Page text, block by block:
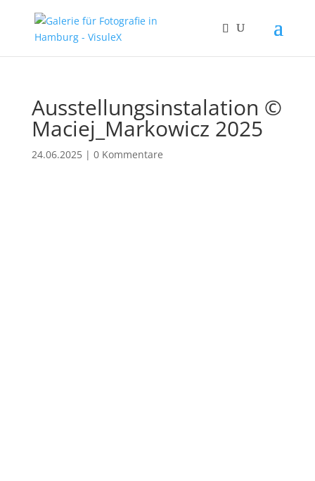
Ausstellungsinstalation ©
Maciej_Markowicz 2025
24.06.2025| 0 Kommentare